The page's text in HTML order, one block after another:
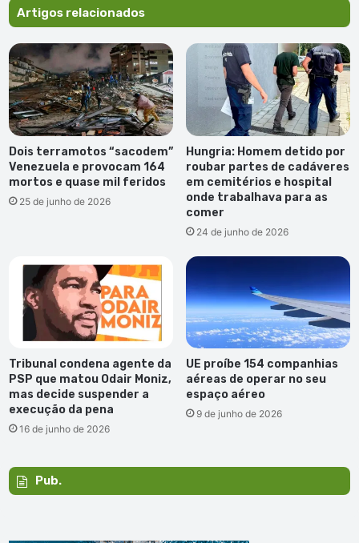
do
país
Artigos relacionados
Dois terramotos “sacodem”
Venezuela e provocam 164
mortos e quase mil feridos
25 de junho de 2026
Hungria: Homem detido por
roubar partes de cadáveres
em cemitérios e hospital
onde trabalhava para as
comer
24 de junho de 2026
Tribunal condena agente da
PSP que matou Odair Moniz,
mas decide suspender a
execução da pena
16 de junho de 2026
UE proíbe 154 companhias
aéreas de operar no seu
espaço aéreo
9 de junho de 2026
Pub.